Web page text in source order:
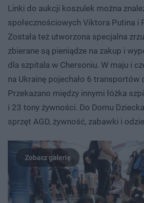
Linki do aukcji koszulek można
społecznościowych Viktora Putina i
Została też utworzona specjalna
zbierane są pieniądze na zakup i
dla szpitala w Chersoniu. W maju i
na Ukrainę pojechało 6 transportów
Przekazano między innymi łóżka
i 23 tony żywności. Do Domu
sprzęt AGD, żywność, zabawki i